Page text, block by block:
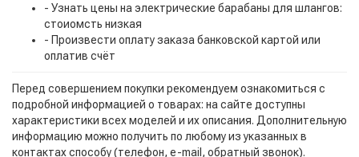
- Узнать цены на электрические барабаны для шлангов:
стоиомсть низкая
- Произвести оплату заказа банковской картой или
оплатив счёт
Перед совершением покупки рекомендуем ознакомиться с
подробной информацией о товарах: на сайте доступны
характеристики всех моделей и их описания. Дополнительную
информацию можно получить по любому из указанных в
контактах способу (телефон, e-mail, обратный звонок).